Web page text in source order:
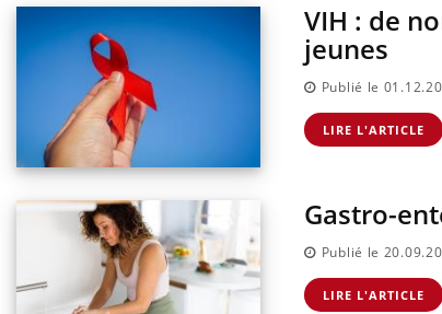
VIH : de
jeunes
Publié le
LIRE L'ARTICLE
Gastro-
Publié le
LIRE L'ARTICLE